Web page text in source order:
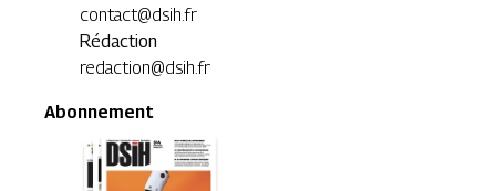
contact@dsih.fr
Rédaction
redaction@dsih.fr
Abonnement